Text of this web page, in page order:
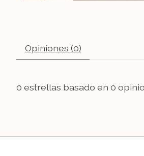
Opiniones (0)
0 estrellas basado en 0